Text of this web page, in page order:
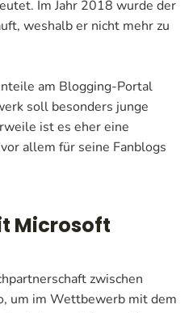
Im Jahr 2018 wurde der
weshalb er nicht mehr zu
am Blogging-Portal
soll besonders junge
ist es eher eine
allem für seine Fanblogs
Microsoft
zwischen
um im Wettbewerb mit dem